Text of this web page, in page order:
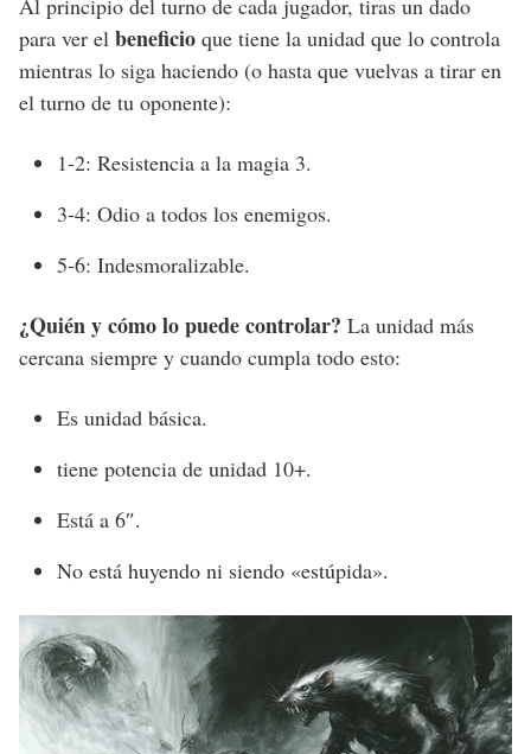
Al principio del turno de cada jugador, tiras un dado
para ver el beneficio que tiene la unidad que lo controla
mientras lo siga haciendo (o hasta que vuelvas a tirar en
el turno de tu oponente):
1-2: Resistencia a la magia 3.
3-4: Odio a todos los enemigos.
5-6: Indesmoralizable.
¿Quién y cómo lo puede controlar? La unidad más
cercana siempre y cuando cumpla todo esto:
Es unidad básica.
tiene potencia de unidad 10+.
Está a 6″.
No está huyendo ni siendo «estúpida».